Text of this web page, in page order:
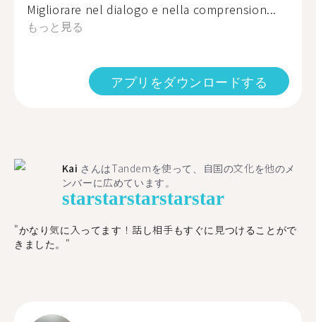
Migliorare nel dialogo e nella comprension...
もっと見る
アプリをダウンロードする
Kai さんはTandemを使って、自国の文化を他のメ
ンバーに広めています。
starstarstarstarstar
"かなり気に入ってます！話し相手もすぐに見つけることがで
きました。"